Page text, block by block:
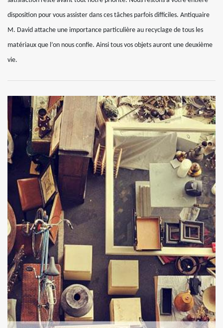
disposition pour vous assister dans ces tâches parfois difficiles. Antiquaire
M. David attache une importance particulière au recyclage de tous les
matériaux que l’on nous confie. Ainsi tous vos objets auront une deuxième
vie.